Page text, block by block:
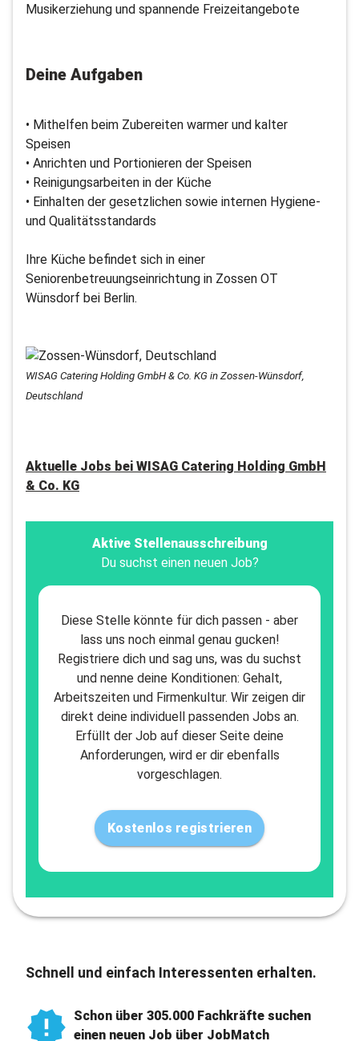
Musikerziehung und spannende Freizeitangebote
Deine Aufgaben
• Mithelfen beim Zubereiten warmer und kalter
Speisen
• Anrichten und Portionieren der Speisen
• Reinigungsarbeiten in der Küche
• Einhalten der gesetzlichen sowie internen Hygiene-
und Qualitätsstandards
Ihre Küche befindet sich in einer
Seniorenbetreuungseinrichtung in Zossen OT
Wünsdorf bei Berlin.
WISAG Catering Holding GmbH & Co. KG in Zossen-Wünsdorf,
Deutschland
Aktuelle Jobs bei WISAG Catering Holding GmbH
& Co. KG
Aktive Stellenausschreibung
Du suchst einen neuen Job?
Diese Stelle könnte für dich passen - aber
lass uns noch einmal genau gucken!
Registriere dich und sag uns, was du suchst
und nenne deine Konditionen: Gehalt,
Arbeitszeiten und Firmenkultur. Wir zeigen dir
direkt deine individuell passenden Jobs an.
Erfüllt der Job auf dieser Seite deine
Anforderungen, wird er dir ebenfalls
vorgeschlagen.
Kostenlos registrieren
Schnell und einfach Interessenten erhalten.
Schon über 305.000 Fachkräfte suchen
einen neuen Job über JobMatch